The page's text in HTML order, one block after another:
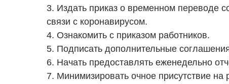
3. Издать приказ о временном переводе
связи с коронавирусом.
4. Ознакомить с приказом работников.
5. Подписать дополнительные
6. Начать предоставлять еженедельно
7. Минимизировать очное присутствие на